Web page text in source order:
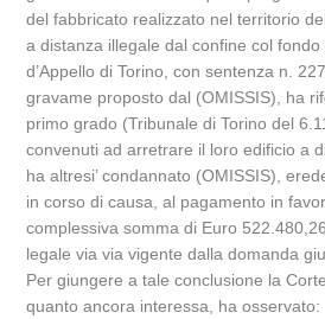
del fabbricato realizzato nel territorio
a distanza illegale dal confine col fondo
d’Appello di Torino, con sentenza n.
gravame proposto dal (OMISSIS), ha
primo grado (Tribunale di Torino del
convenuti ad arretrare il loro edificio a
ha altresi’ condannato (OMISSIS),
in corso di causa, al pagamento in
complessiva somma di Euro
legale via via vigente dalla domanda
Per giungere a tale conclusione la
quanto ancora interessa, ha osservato: